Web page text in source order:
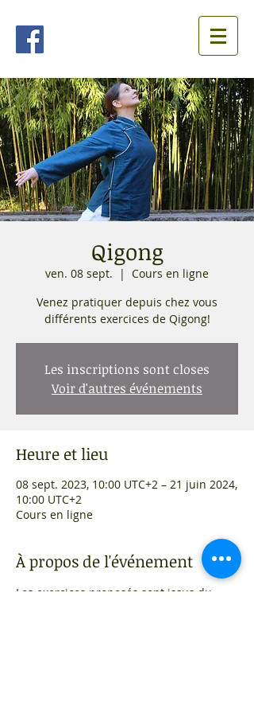
Qigong
ven. 08 sept.
  |
Cours en ligne
Venez pratiquer depuis chez vous
différents exercices de Qigong!
Les inscriptions sont closes
Voir d'autres événements
Heure et lieu
08 sept. 2023, 10:00 UTC+2 – 21 juin 2024,
10:00 UTC+2
Cours en ligne
À propos de l'événement
Les exercices proposés sont issus du